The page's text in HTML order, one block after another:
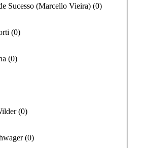
Sucesso (Marcello Vieira) (0)
(0)
(0)
(0)
(0)